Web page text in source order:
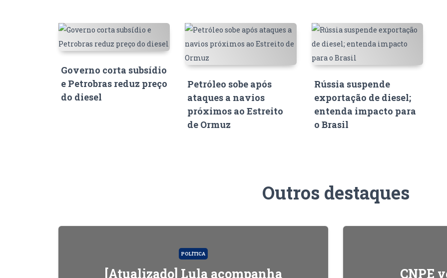
Governo corta subsídio
e Petrobras reduz preço
do diesel
Petróleo sobe após
ataques a navios
próximos ao Estreito
de Ormuz
Rússia suspende
exportação de diesel;
entenda impacto para
o Brasil
Outros destaques
POLÍTICA
[Atualizado] Lula acompanha CNPE